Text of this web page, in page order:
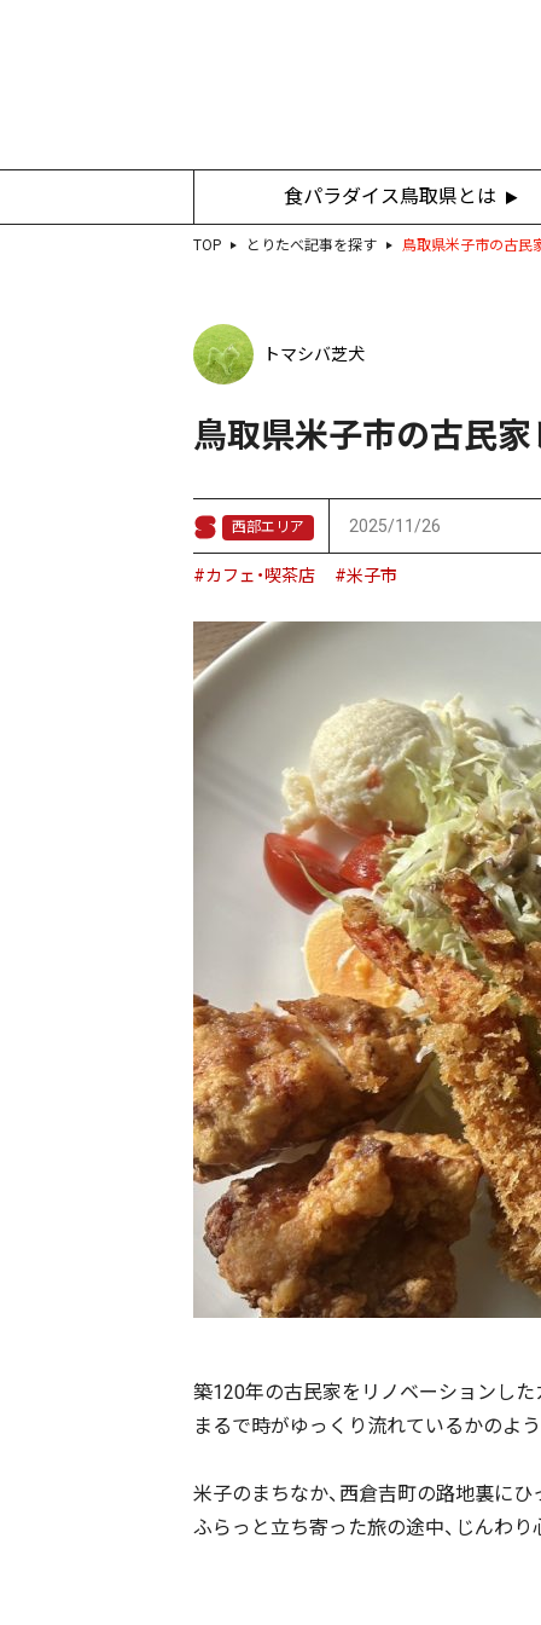
食パラダイス鳥取県とは
TOP とりたべ記事を探す 鳥取県米子市の古民
トマシバ芝犬
鳥取県米子市の古民家
西部エリア 2025/11/26
#カフェ・喫茶店 #米子市
築120年の古民家をリノベーションした
まるで時がゆっくり流れているかのよ
米子のまちなか、西倉吉町の路地裏に
ふらっと立ち寄った旅の途中、じんわ